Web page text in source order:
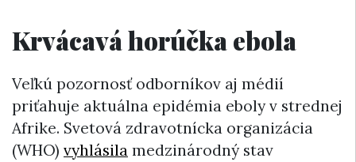
Krvácavá horúčka ebola
Veľkú pozornosť odborníkov aj médií
priťahuje aktuálna epidémia eboly v strednej
Afrike. Svetová zdravotnícka organizácia
(WHO) vyhlásila medzinárodný stav